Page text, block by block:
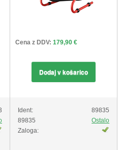
Cena z DDV: 179,90 €
Dodaj v košarico
Ident:
89835
89835
Ostalo
Zaloga: